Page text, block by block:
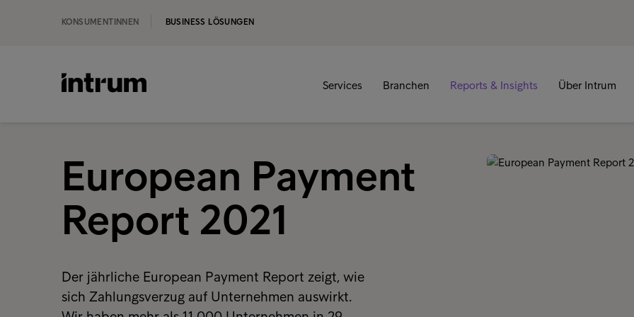
KONSUMENTINNEN BUSINESS LÖSUNGEN
Services Branchen Reports & Insights Über Intrum
European Payment
Report 2021
Der jährliche European Payment Report zeigt, wie
sich Zahlungsverzug auf Unternehmen auswirkt.